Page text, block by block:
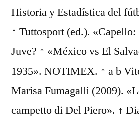
Historia y Estadística del
↑ Tuttosport (ed.).
Juve? ↑ «México vs El
1935». NOTIMEX. ↑ a b
Marisa Fumagalli (2009).
campetto di Del Piero». ↑